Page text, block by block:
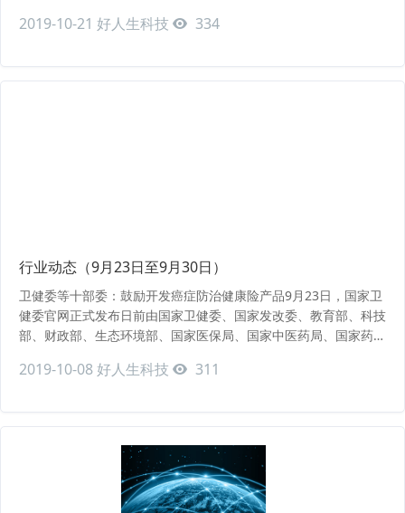
保局指出，中国已建立起覆盖13亿人的医保网。医疗保障高质量
医保信息平台......
2019-10-21 好人生科技 334
行业动态（9月23日至9月30日）
卫健委等十部委：鼓励开发癌症防治健康险产品9月23日，国家卫
健委官网正式发布日前由国家卫健委、国家发改委、教育部、科技
部、财政部、生态环境部、国家医保局、国家中医药局、国家药监
防治实施方案（2019-2022年）》。《实施方案》基于当前癌症防
得到遏制。
2019-10-08好人生科技 311